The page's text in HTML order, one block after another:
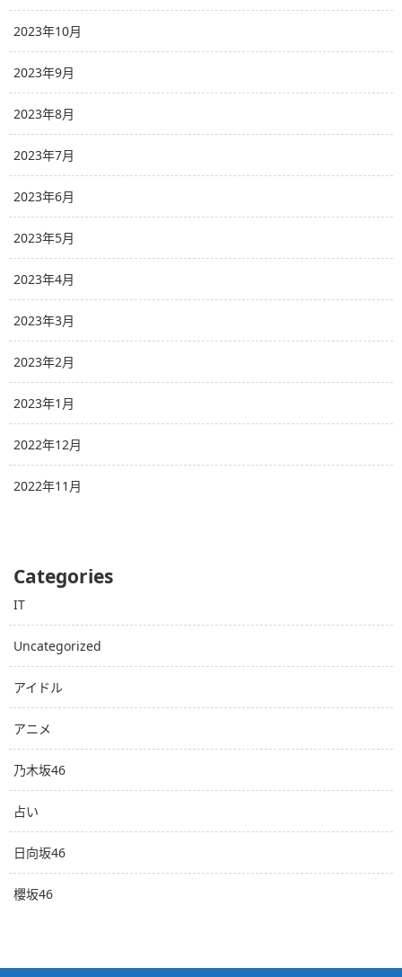
2023年10月
2023年9月
2023年8月
2023年7月
2023年6月
2023年5月
2023年4月
2023年3月
2023年2月
2023年1月
2022年12月
2022年11月
Categories
IT
Uncategorized
アイドル
アニメ
乃木坂46
占い
日向坂46
櫻坂46